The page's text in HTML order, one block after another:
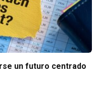
un futuro centrado